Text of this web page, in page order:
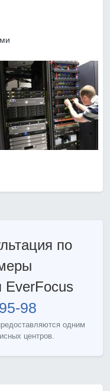
по
EverFocus
98
одним
центров.